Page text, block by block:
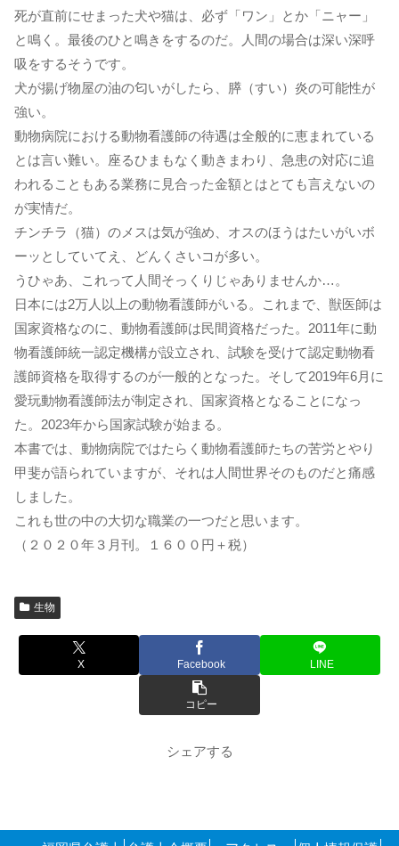
死が直前にせまった犬や猫は、必ず「ワン」とか「ニャー」
と鳴く。最後のひと鳴きをするのだ。人間の場合は深い深呼
吸をするそうです。
犬が揚げ物屋の油の匂いがしたら、膵（すい）炎の可能性が
強い。
動物病院における動物看護師の待遇は全般的に恵まれている
とは言い難い。座るひまもなく動きまわり、急患の対応に追
われることもある業務に見合った金額とはとても言えないの
が実情だ。
チンチラ（猫）のメスは気が強め、オスのほうはたいがいボ
ーッとしていてえ、どんくさいコが多い。
うひゃあ、これって人間そっくりじゃありませんか…。
日本には2万人以上の動物看護師がいる。これまで、獣医師は
国家資格なのに、動物看護師は民間資格だった。2011年に動
物看護師統一認定機構が設立され、試験を受けて認定動物看
護師資格を取得するのが一般的となった。そして2019年6月に
愛玩動物看護師法が制定され、国家資格となることになっ
た。2023年から国家試験が始まる。
本書では、動物病院ではたらく動物看護師たちの苦労とやり
甲斐が語られていますが、それは人間世界そのものだと痛感
しました。
これも世の中の大切な職業の一つだと思います。
（２０２０年３月刊。１６００円＋税）
生物
X Facebook LINE
コピー
シェアする